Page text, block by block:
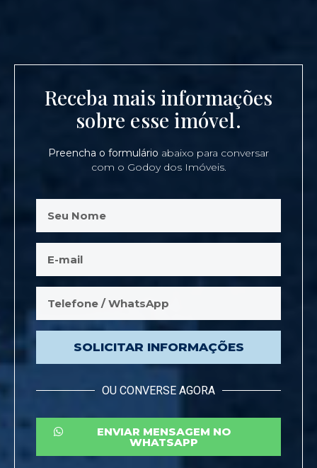
Receba mais informações
sobre esse imóvel.
Preencha o formulário abaixo para conversar
com o Godoy dos Imóveis.
SOLICITAR INFORMAÇÕES
OU CONVERSE AGORA
ENVIAR MENSAGEM NO
WHATSAPP